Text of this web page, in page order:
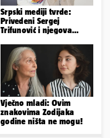
Srpski mediji tvrde:
Privedeni Sergej
Trifunović i njegova
incident
Vječno mladi: Ovim
znakovima Zodijaka
godine ništa ne mogu!